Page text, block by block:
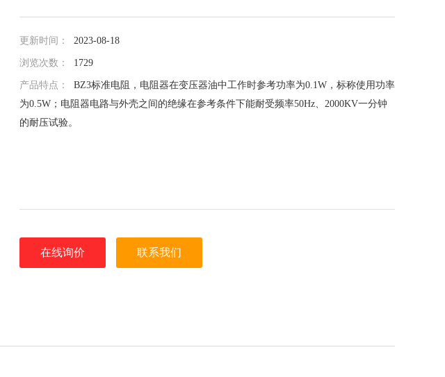
更新时间： 2023-08-18
浏览次数： 1729
产品特点： BZ3标准电阻，电阻器在变压器油中工作时参考功率为0.1W，标称使用功率
为0.5W；电阻器电路与外壳之间的绝缘在参考条件下能耐受频率50Hz、2000KV一分钟
的耐压试验。
在线询价 联系我们